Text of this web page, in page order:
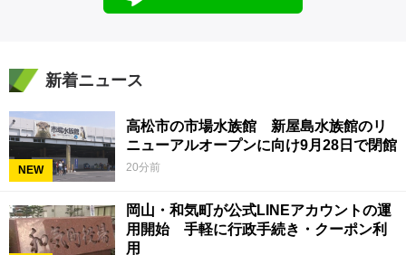
新着ニュース
NEW
高松市の市場水族館 新屋島水族館のリ
ニューアルオープンに向け9月28日で閉館
20分前
岡山・和気町が公式LINEアカウントの運
用開始 手軽に行政手続き・クーポン利
用